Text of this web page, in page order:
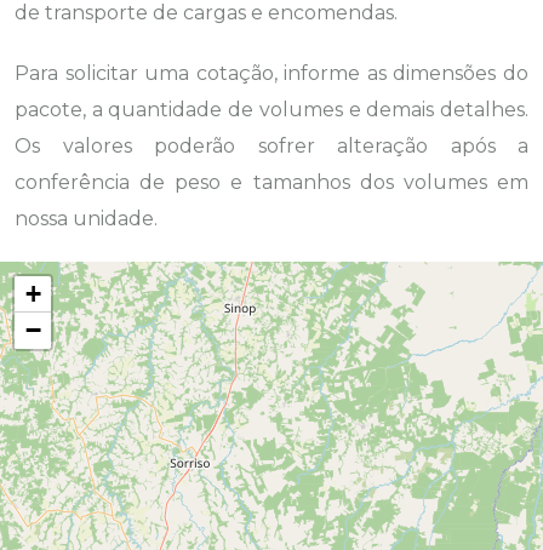
de transporte de cargas e encomendas.
Para solicitar uma cotação, informe as dimensões do
pacote, a quantidade de volumes e demais detalhes.
Os valores poderão sofrer alteração após a
conferência de peso e tamanhos dos volumes em
nossa unidade.
+
−